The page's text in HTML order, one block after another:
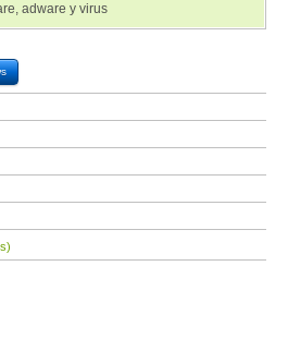
adware y virus